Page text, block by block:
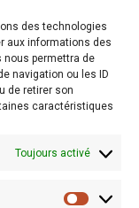
des technologies
aux informations des
nous permettra de
navigation ou les ID
de retirer son
caractéristiques
Toujours activé
Minier ,
à découvrir
belge à